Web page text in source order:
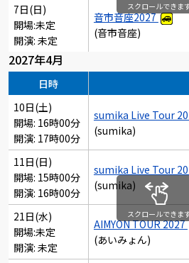
7日(日)
開場:未定
開演: 未定
音市音座2027
(音市音座)
スクロールできま
2027年4月
日時
10日(土)
開場: 16時00分
開演: 17時00分
sumika Live Tour
(sumika)
11日(日)
開場: 15時00分
開演: 16時00分
sumika Live Tour
(sumika)
21日(水)
開場:未定
開演: 未定
AIMYON TOUR 2027
(あいみょん)
スクロールできま